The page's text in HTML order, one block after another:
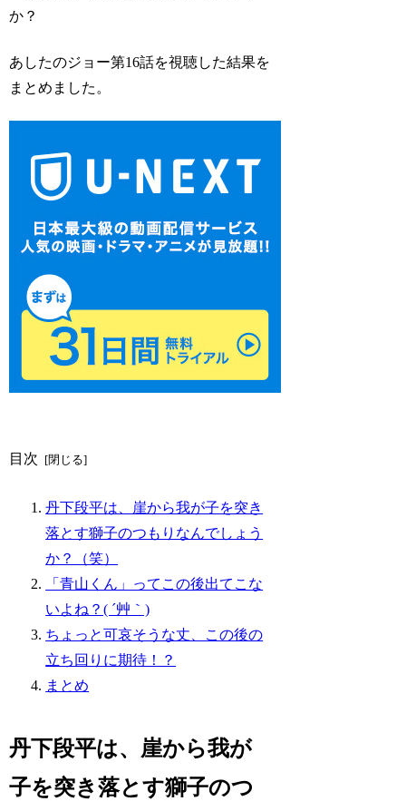
か？
あしたのジョー第16話を視聴した結果を
まとめました。
目次
丹下段平は、崖から我が子を突き
落とす獅子のつもりなんでしょう
か？（笑）
「青山くん」ってこの後出てこな
いよね？( ´艸｀)
ちょっと可哀そうな丈、この後の
立ち回りに期待！？
まとめ
丹下段平は、崖から我が
子を突き落とす獅子のつ